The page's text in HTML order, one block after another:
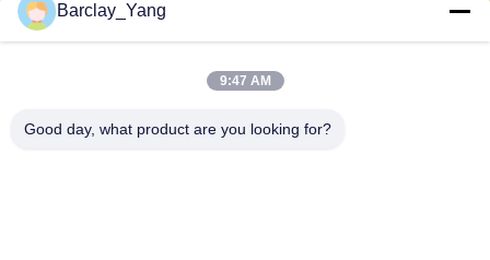
Barclay_Yang
9:47 AM
Good day, what product are you looking for?